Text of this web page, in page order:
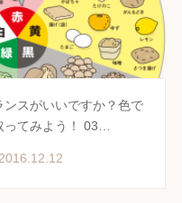
ンスがいいですか？色で
てみよう！ 03…
2016.12.12